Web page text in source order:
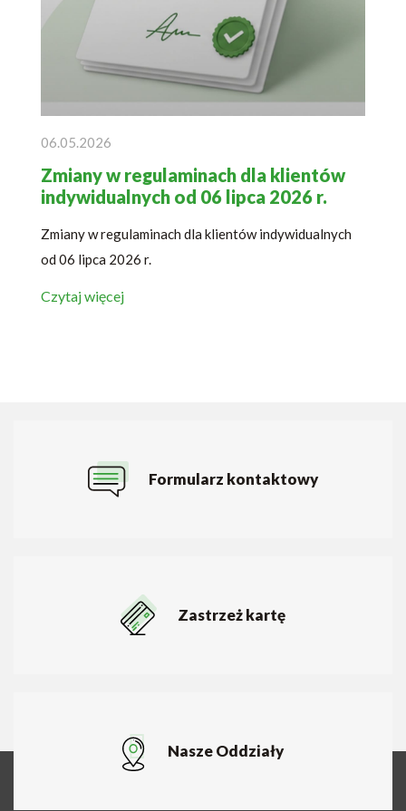
06.05.2026
Zmiany w regulaminach dla klientów
indywidualnych od 06 lipca 2026 r.
Zmiany w regulaminach dla klientów indywidualnych
od 06 lipca 2026 r.
Czytaj więcej
Formularz kontaktowy
Zastrzeż kartę
Nasze Oddziały